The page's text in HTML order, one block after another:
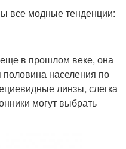
все модные тенденции:
в прошлом веке, она
населения по
линзы, слегка
могут выбрать